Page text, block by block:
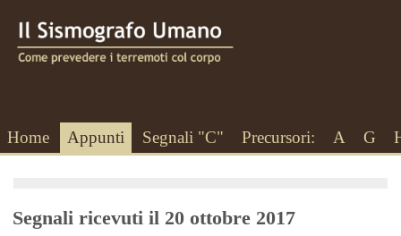
Home Appunti Segnali "C" Precursori: A G
Segnali ricevuti il 20 ottobre 2017